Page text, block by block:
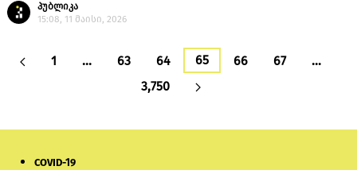
პუბლიკა
15:08, 11 მაისი, 2026
1 … 63 64 65 66 67
…
3,750
COVID-19